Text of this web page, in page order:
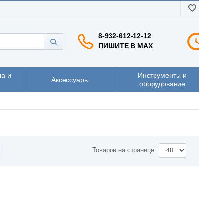
8-932-612-12-12
ПИШИТЕ В MAX
и
Аксессуары
Инструменты и
оборудование
Товаров на странице